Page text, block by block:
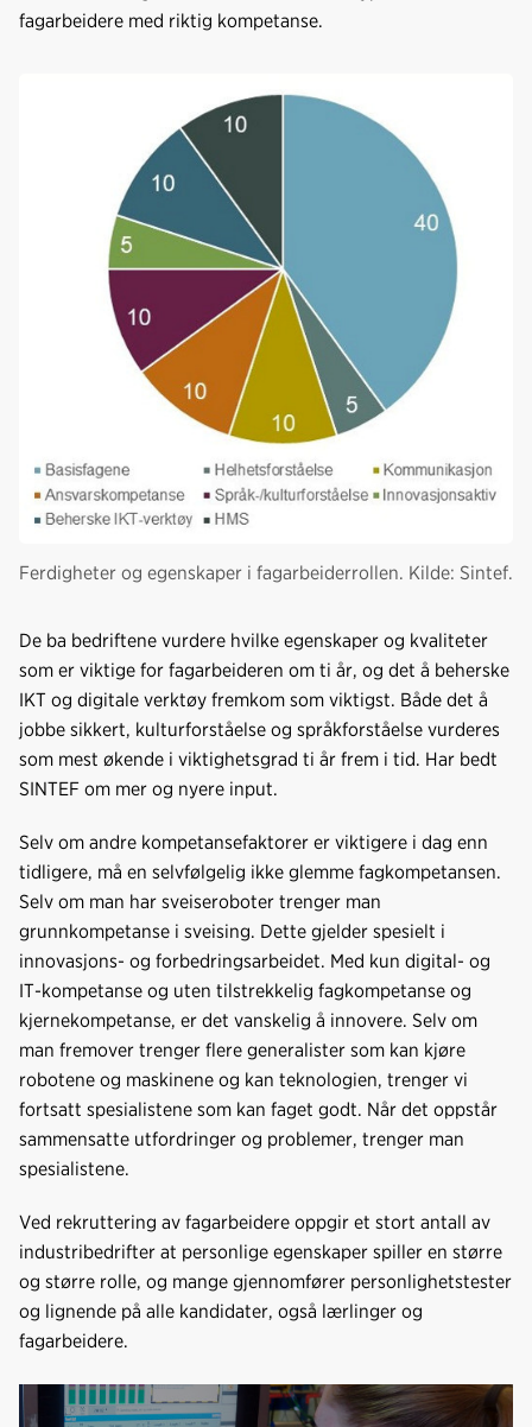
fagarbeidere med riktig kompetanse.
Ferdigheter og egenskaper i fagarbeiderrollen. Kilde: Sintef.
De ba bedriftene vurdere hvilke egenskaper og kvaliteter
som er viktige for fagarbeideren om ti år, og det å beherske
IKT og digitale verktøy fremkom som viktigst. Både det å
jobbe sikkert, kulturforståelse og språkforståelse vurderes
som mest økende i viktighetsgrad ti år frem i tid. Har bedt
SINTEF om mer og nyere input.
Selv om andre kompetansefaktorer er viktigere i dag enn
tidligere, må en selvfølgelig ikke glemme fagkompetansen.
Selv om man har sveiseroboter trenger man
grunnkompetanse i sveising. Dette gjelder spesielt i
innovasjons- og forbedringsarbeidet. Med kun digital- og
IT-kompetanse og uten tilstrekkelig fagkompetanse og
kjernekompetanse, er det vanskelig å innovere. Selv om
man fremover trenger flere generalister som kan kjøre
robotene og maskinene og kan teknologien, trenger vi
fortsatt spesialistene som kan faget godt. Når det oppstår
sammensatte utfordringer og problemer, trenger man
spesialistene.
Ved rekruttering av fagarbeidere oppgir et stort antall av
industribedrifter at personlige egenskaper spiller en større
og større rolle, og mange gjennomfører personlighetstester
og lignende på alle kandidater, også lærlinger og
fagarbeidere.